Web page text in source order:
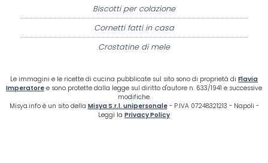
Biscotti per colazione
Cornetti fatti in casa
Crostatine di mele
Le immagini e le ricette di cucina pubblicate sul sito sono di proprietà di Flavia
Imperatore e sono protette dalla legge sul diritto d'autore n. 633/1941 e successive
modifiche.
Misya.info è un sito della Misya S.r.l. unipersonale- P.IVA 07248321213 - Napoli -
Leggi la Privacy Policy